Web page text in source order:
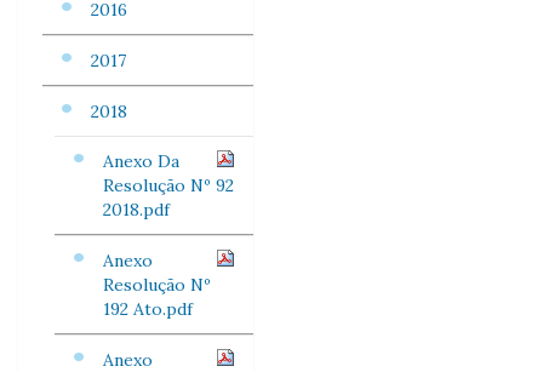
2016
2017
2018
Anexo Da
Resolução Nº 92
2018.pdf
Anexo
Resolução Nº
192 Ato.pdf
Anexo